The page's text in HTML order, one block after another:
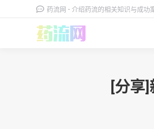
药流网 - 介绍药流的相关知识与成功
[分享